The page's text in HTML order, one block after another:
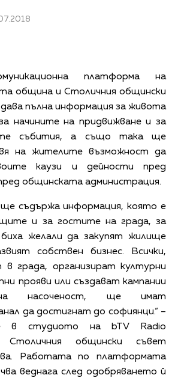
платформа на
община и Столичния общински
пълна информация за живота
начините на придвижване и за
събития, а също така ще
на жителите възможност да
каузи и дейности пред
общинската администрация.
съдържа информация, която е
и за гостите на града, за
желали да закупят жилище
собствен бизнес. Всички,
града, организират културни
прояви или създават кампании
насоченост, ще имат
да достигнат до софиянци.“ –
в студиото на bTV Radio
общински съвет
Работата по платформата
веднага след одобряването й